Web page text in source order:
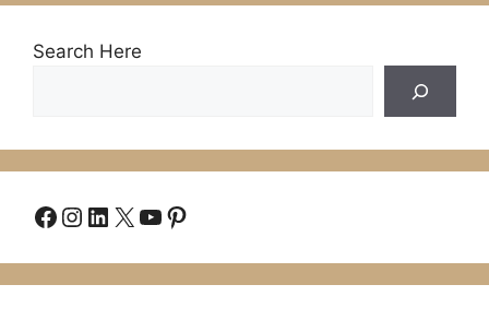
Search Here
Facebook
Instagram
LinkedIn
X YouTube
Pinterest